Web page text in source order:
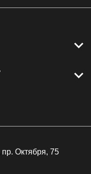
пр. Октября, 75